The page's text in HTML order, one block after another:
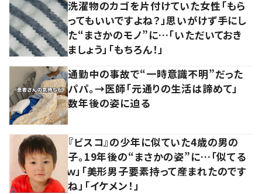
洗濯物のカゴを片付けていた女性「もら
ってもいいですよね？」思いがけず手にし
た“まさかのモノ”に…「いただいておき
ましょう」「もちろん！」
通勤中の事故で“一時意識不明”だった
パパ。→医師「元通りの生活は諦めて」
数年後の姿に迫る
『ビスコ』の少年に似ていた4歳の男の
子。19年後の“まさかの姿”に…「似てる
ｗ」「美形男子要素持って産まれたのです
ね」「イケメン！」